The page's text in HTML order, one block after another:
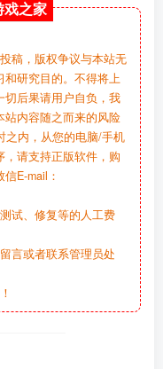
戏之家
稿，版权争议与本站无
和研究目的。不得将上
切后果请用户自负，我
站内容随之而来的风险
之内，从您的电脑/手机
请支持正版软件，购
E-mail：
试、修复等的人工费
言或者联系管理员处